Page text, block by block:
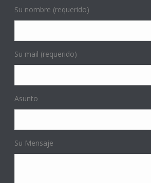
Su nombre (requerido)
Su mail (requerido)
Asunto
Su Mensaje